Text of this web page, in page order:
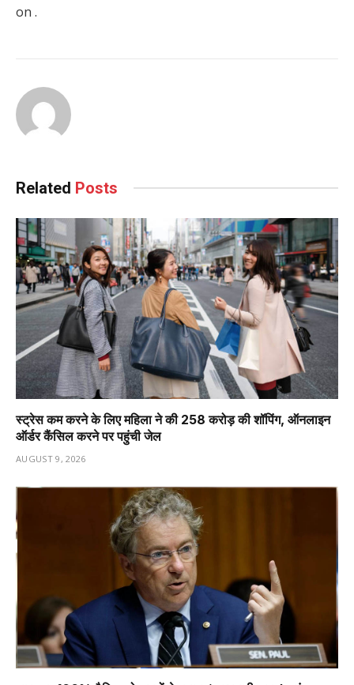
on .
Related Posts
स्ट्रेस कम करने के लिए महिला ने की ₹258 करोड़ की शॉपिंग, ऑनलाइन
ऑर्डर कैंसिल करने पर पहुंची जेल
AUGUST 9, 2026